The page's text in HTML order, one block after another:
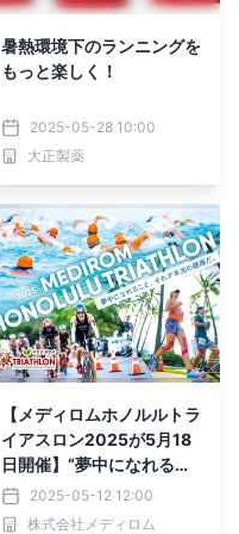
暑熱環境下のランニングを
もっと楽しく！
2025-05-28 10:00
大正製薬
【メディロムホノルルトラ
イアスロン2025が5月18
日開催】“夢中になれるこ
と、それが本当の健康だ”
2025-05-12 12:00
株式会社メディロム